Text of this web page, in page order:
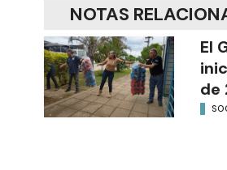
NOTAS
El
de